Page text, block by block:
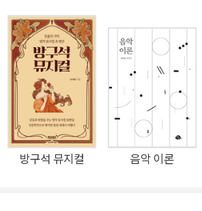
습니다. 우리가 몰랐던 사랑과 변화, 용기의
의 우리를 위로하고 움직입니다. 이 책은
을 통해, 독자 한 사람 한 사람에게 단편소
감동을 선물합니다. 당신의 일상에 조용히 스며드는 작은 무대,
『방구석 판소리』는 소리와 이야기의 결이 만나는 힐링 에
행서입니다.
방구석 뮤지컬 음악 이론